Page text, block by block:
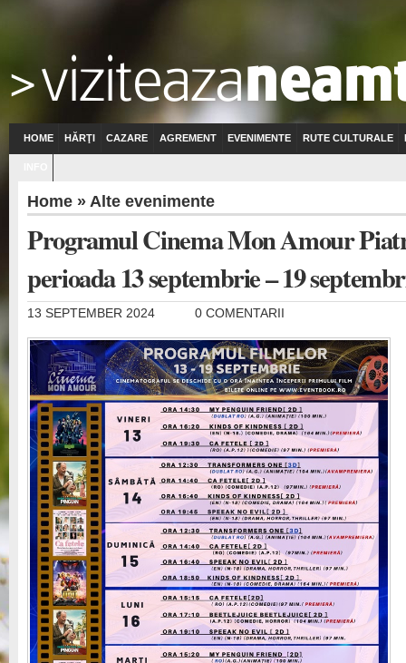
HOME HĂRŢI CAZARE AGREMENT EVENIMENTE RUTE CULTURALE
Home » Alte evenimente
Programul Cinema Mon Amour
perioada 13 septembrie – 19
13 SEPTEMBER 2024 0 COMENTARII